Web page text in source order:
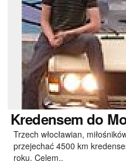
Kredensem do
Trzech włocławian,
przejechać 4500 km
roku. Celem..